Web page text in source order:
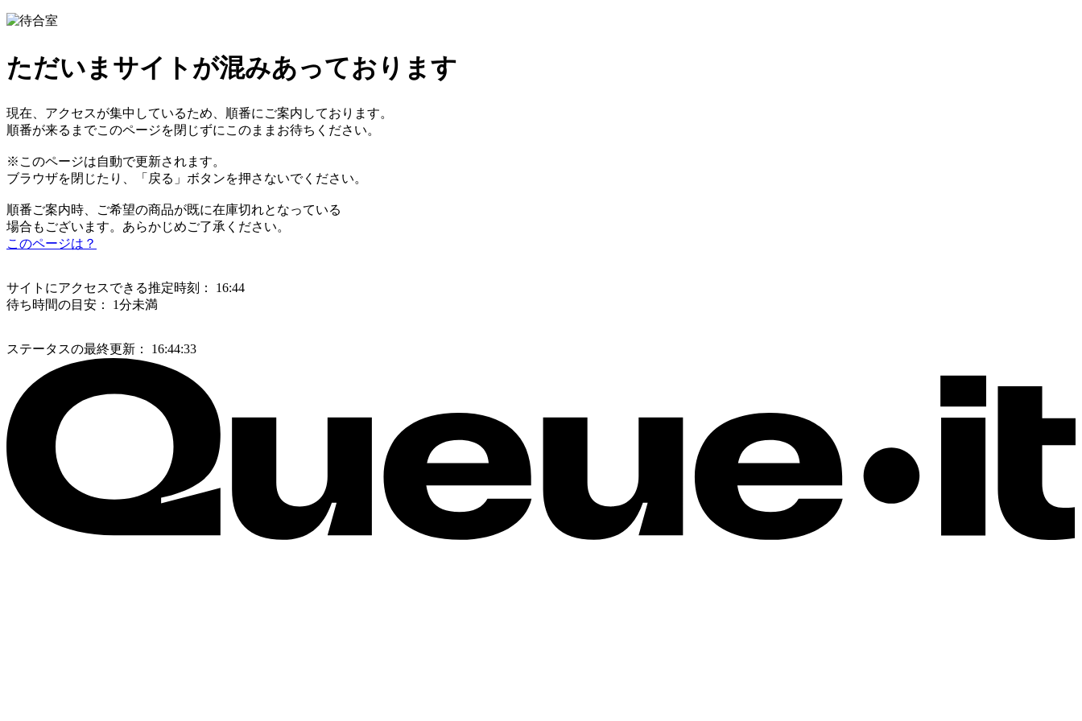
ただいまサイトが混みあっております
現在、アクセスが集中しているため、順番にご案内しております。
順番が来るまでこのページを閉じずにこのままお待ちください。
※このページは自動で更新されます。
ブラウザを閉じたり、「戻る」ボタンを押さないでください。
順番ご案内時、ご希望の商品が既に在庫切れとなっている
場合もございます。あらかじめご了承ください。
このページは？
サイトにアクセスできる推定時刻：
16:44
待ち時間の目安：
1分未満
ステータスの最終更新： 16:44:33